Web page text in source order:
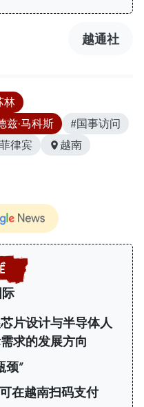
越通社
林
兹·马科斯
#国事访问
菲律宾 越南
片设计与半导体人
求的发展方向
颈”
在越南扫码支付